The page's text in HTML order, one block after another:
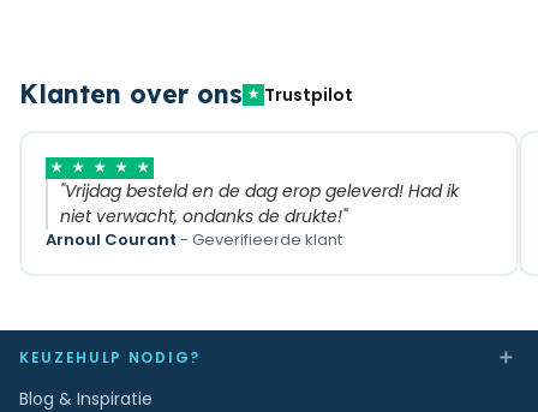
Klanten over ons ★ Trustpilot
★ ★ ★ ★ ★
"Vrijdag besteld en de dag erop geleverd! Had ik
niet verwacht, ondanks de drukte!"
Arnoul Courant - Geverifieerde klant
KEUZEHULP NODIG? ＋
Blog & Inspiratie